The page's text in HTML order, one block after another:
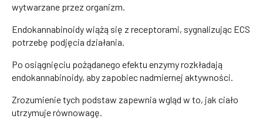
wytwarzane przez organizm.
Endokannabinoidy wiążą się z receptorami, sygnalizując ECS
potrzebę podjęcia działania.
Po osiągnięciu pożądanego efektu enzymy rozkładają
endokannabinoidy, aby zapobiec nadmiernej aktywności.
Zrozumienie tych podstaw zapewnia wgląd w to, jak ciało
utrzymuje równowagę.